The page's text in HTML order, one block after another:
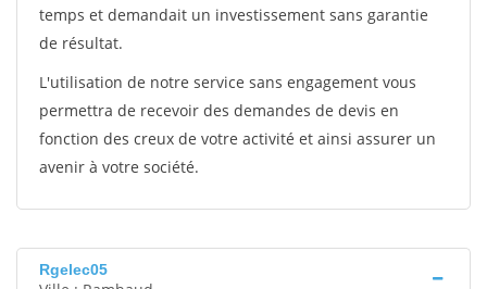
temps et demandait un investissement sans garantie
de résultat.
L'utilisation de notre service sans engagement vous
permettra de recevoir des demandes de devis en
fonction des creux de votre activité et ainsi assurer un
avenir à votre société.
Rgelec05